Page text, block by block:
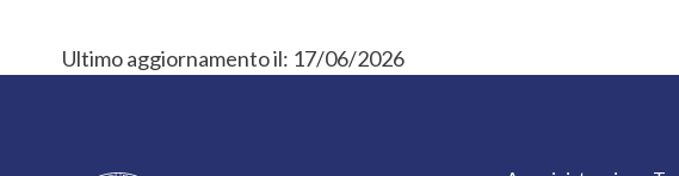
Ultimo aggiornamento il: 17/06/2026